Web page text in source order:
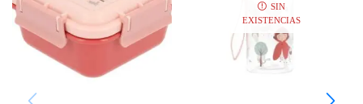
SIN
EXISTENCIAS